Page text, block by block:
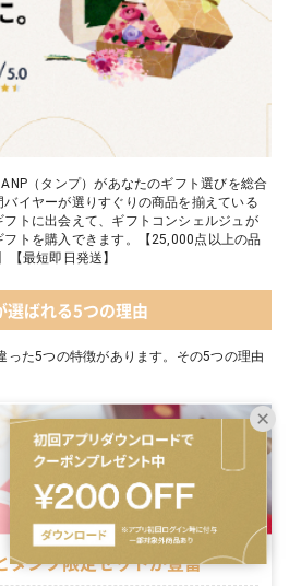
（タンプ）があなたのギフト選びを総合
イヤーが選りすぐりの商品を揃えている
トに出会えて、ギフトコンシェルジュが
トを購入できます。【25,000点以上の品
【最短即日発送】
選ばれる5つの理由
った5つの特徴があります。その5つの理由
タンプ限定セットが豊富